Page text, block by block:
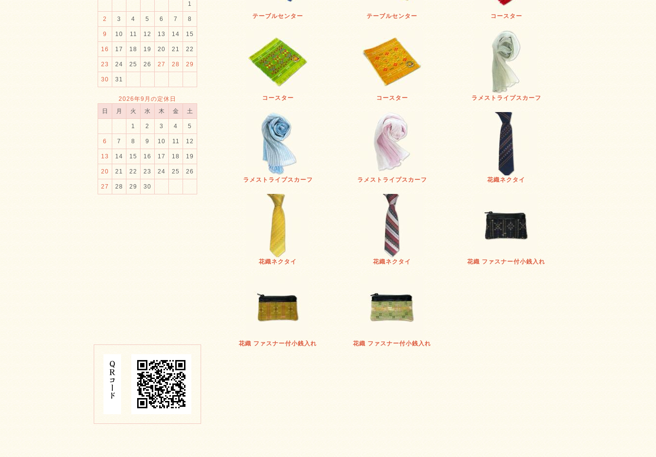
テーブルセンター テーブルセンター コースター
コースター コースター ラメストライプスカーフ
ラメストライプスカーフ ラメストライプスカーフ 花織ネクタイ
花織ネクタイ 花織ネクタイ 花織 ファスナー付小銭入れ
花織 ファスナー付小銭入れ 花織 ファスナー付小銭入れ
1
2 3 4 5 6 7 8
9 10 11 12 13 14 15
16 17 18 19 20 21 22
23 24 25 26 27 28 29
30 31
2026年9月の定休日
日
月 火 水 木 金 土
1 2 3 4 5
6 7 8 9 10 11 12
13 14 15 16 17 18 19
20 21 22 23 24 25 26
27 28 29 30